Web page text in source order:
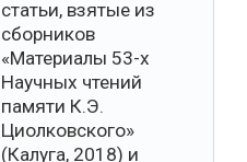
статьи, взятые из
сборников
«Материалы 53-х
Научных чтений
памяти К.Э.
Циолковского»
(Калуга, 2018) и